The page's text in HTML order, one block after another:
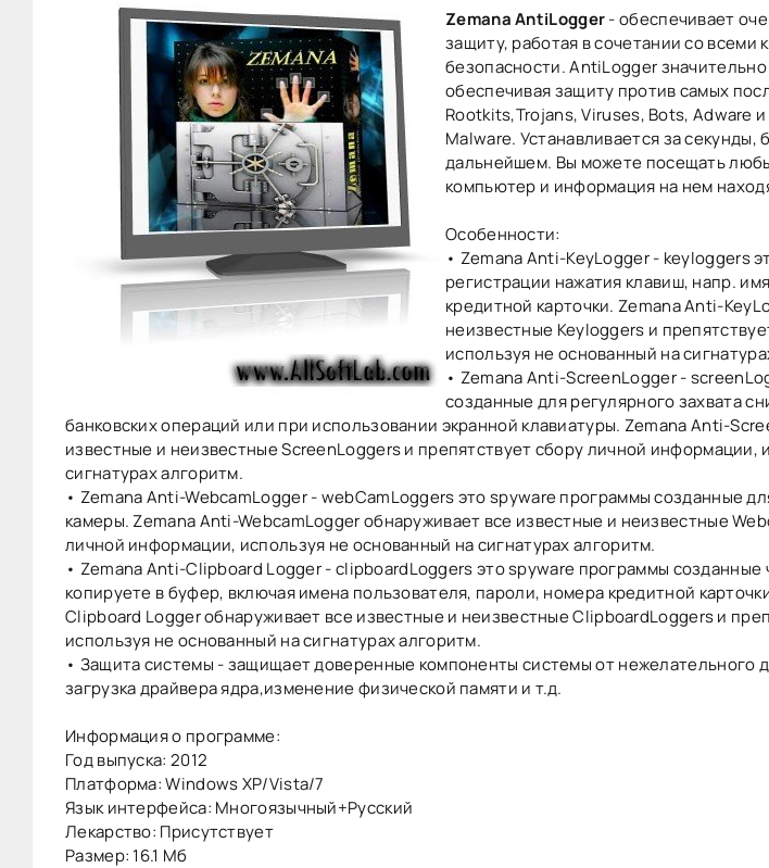
Zemana AntiLogger- обеспечивает
защиту, работая в сочетании со всеми
безопасности. AntiLogger
обеспечивая защиту против самых
Rootkits,Trojans, Viruses, Bots, Adware
Malware. Устанавливается за
дальнейшем. Вы можете посещать
компьютер и информация на нем
Особенности:
• Zemana Anti-KeyLogger - keyloggers
регистрации нажатия клавиш, напр.
кредитной карточки. Zemana Anti-
неизвестные Keyloggers и
используя не основанный на
• Zemana Anti-ScreenLogger -
созданные для регулярного захвата
банковских операций или при использовании экранной клавиатуры. Zemana Anti-
известные и неизвестные ScreenLoggers и препятствует сбору личной информации,
сигнатурах алгоритм.
• Zemana Anti-WebcamLogger - webCamLoggers это spyware программы созданные
камеры. Zemana Anti-WebcamLogger обнаруживает все известные и неизвестные
личной информации, используя не основанный на сигнатурах алгоритм.
• Zemana Anti-Clipboard Logger - clipboardLoggers это spyware программы созданные
копируете в буфер, включая имена пользователя, пароли, номера кредитной
Clipboard Logger обнаруживает все известные и неизвестные ClipboardLoggers и
используя не основанный на сигнатурах алгоритм.
• Защита системы - защищает доверенные компоненты системы от нежелательного
загрузка драйвера ядра,изменение физической памяти и т.д.
Информация о программе:
Год выпуска: 2012
Платформа: Windows XP/Vista/7
Язык интерфейса: Многоязычный+Русский
Лекарство: Присутствует
Размер: 16.1 Мб